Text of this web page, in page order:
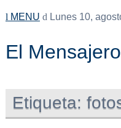
MENU Lunes 10,
El
Etiqueta: